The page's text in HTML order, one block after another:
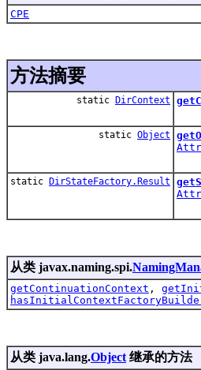
CPE
方法摘要
static DirContext
创
static Object
为
static DirStateFactory.Result
在
从类 javax.naming.spi.
getContinuationContext ,
从类 java.lang.Object 继承的方法